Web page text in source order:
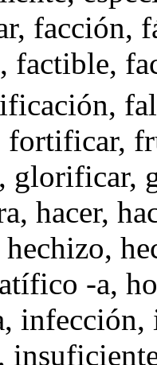
, facción,
, factible,
,
fortificar,
, glorificar,
, hacer,
hechizo,
-a,
, infección,
,